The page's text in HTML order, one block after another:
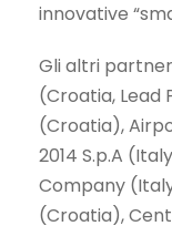
innovative
Gli altri
(Croatia, Lead
(Croatia),
2014 S.p.A
Company
(Croatia),